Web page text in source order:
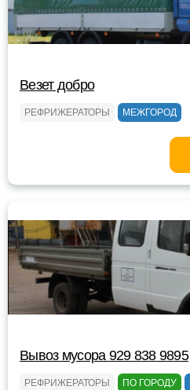
Везет добро
РЕФРИЖЕРАТОРЫ МЕЖГОРОД
Вывоз мусора 929 838 9895
РЕФРИЖЕРАТОРЫ ПО ГОРОДУ